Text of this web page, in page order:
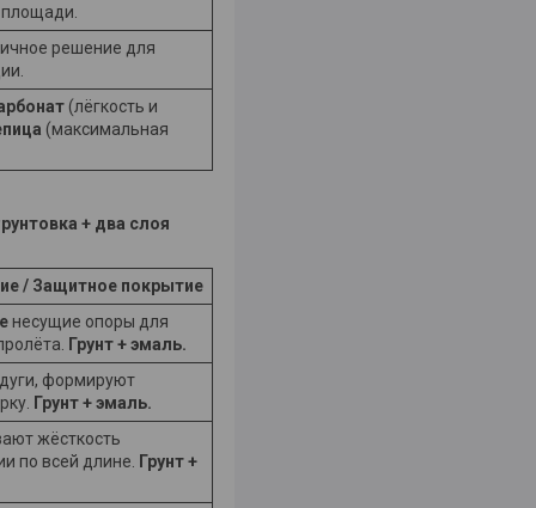
решение для
(лёгкость и
(максимальная
+ два слоя
/ Защитное покрытие
несущие опоры для
Грунт + эмаль.
формируют
Грунт + эмаль.
жёсткость
по всей длине. Грунт +